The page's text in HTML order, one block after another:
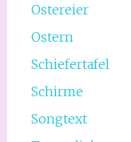
Ostereier
Ostern
Schiefertafel
Schirme
Songtext